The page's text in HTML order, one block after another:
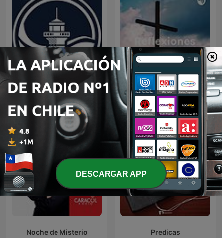
Predicaciones Cristianas Reflexiones Cristianas
Noche de Misterio Predicas
DESCARGAR APP